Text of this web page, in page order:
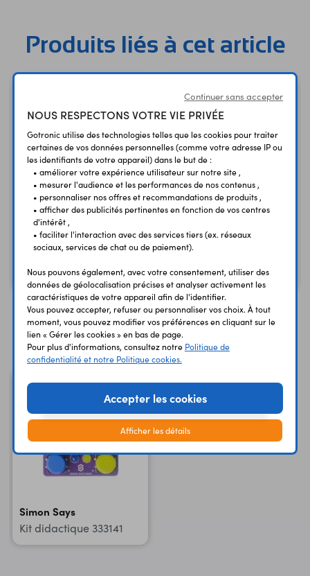
Produits liés à cet article
Kit de soudure SOLD3
19,08 € HT Code : 30271
Kit de soudure BMJ010
version économique
32,92 € HT Code : 13395
Vous avez déja consulté
Simon Says
Kit didactique 333141
Continuer sans accepter
NOUS RESPECTONS VOTRE VIE PRIVÉE
Gotronic utilise des technologies telles que les cookies pour traiter
certaines de vos données personnelles (comme votre adresse IP ou
les identifiants de votre appareil) dans le but de :
• améliorer votre expérience utilisateur sur notre site ,
• mesurer l'audience et les performances de nos contenus ,
• personnaliser nos offres et recommandations de produits ,
• afficher des publicités pertinentes en fonction de vos centres
d'intérêt ,
• faciliter l'interaction avec des services tiers (ex. réseaux
sociaux, services de chat ou de paiement).
Nous pouvons également, avec votre consentement, utiliser des
données de géolocalisation précises et analyser activement les
caractéristiques de votre appareil afin de l'identifier.
Vous pouvez accepter, refuser ou personnaliser vos choix. À tout
moment, vous pouvez modifier vos préférences en cliquant sur le
lien « Gérer les cookies » en bas de page.
Pour plus d'informations, consultez notre Politique de
confidentialité et notre Politique cookies.
Accepter les cookies
Afficher les détails